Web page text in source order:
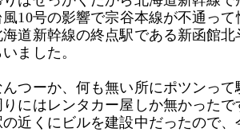
風10号の影響で宗谷本線が不通っ
海道新幹線の終点駅である新函館
いました。
んつーか、何も無い所にポツンっ
りにはレンタカー屋しか無かったで
の近くにビルを建設中だったので